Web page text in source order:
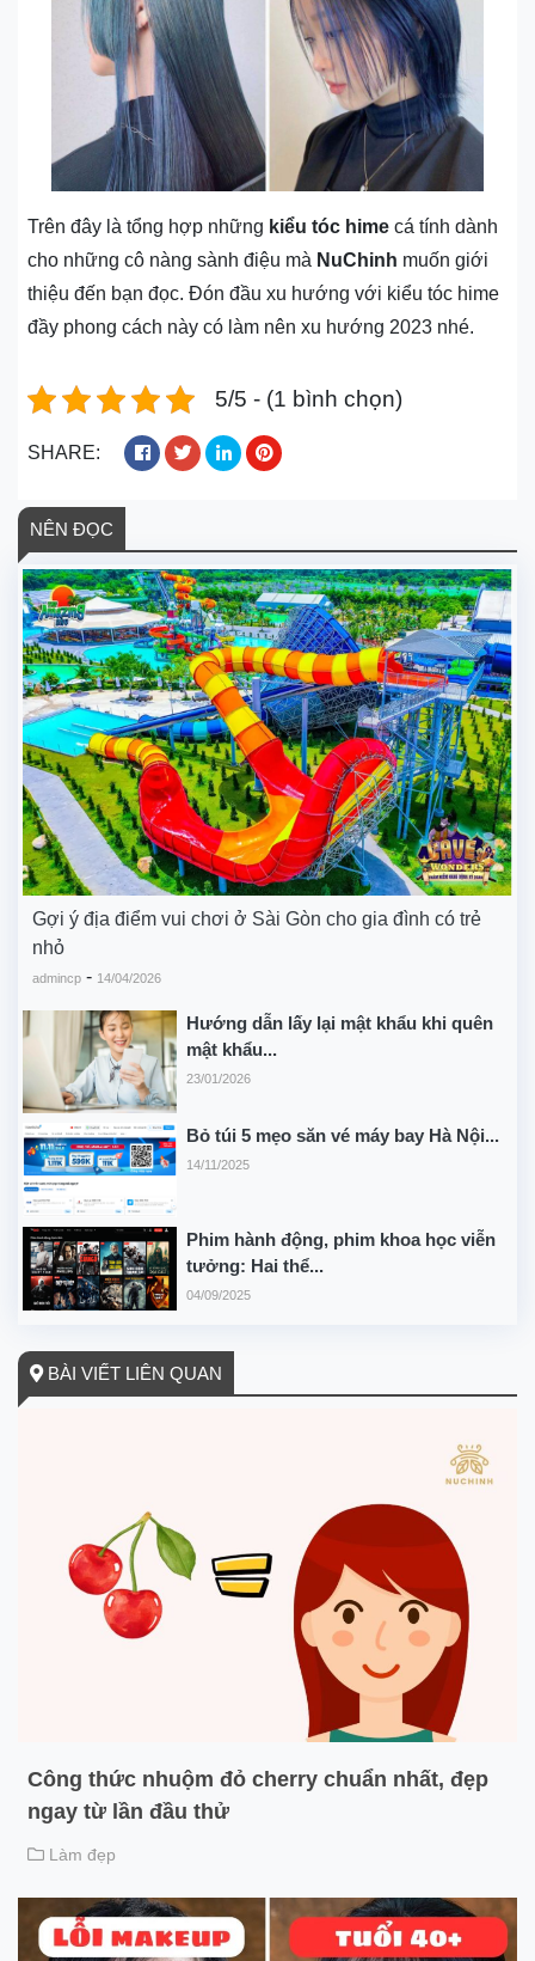
Trên đây là tổng hợp những kiểu tóc hime cá tính dành
cho những cô nàng sành điệu mà NuChinh muốn giới
thiệu đến bạn đọc. Đón đầu xu hướng với kiểu tóc hime
đầy phong cách này có làm nên xu hướng 2023 nhé.
5/5 - (1 bình chọn)
SHARE:
NÊN ĐỌC
Gợi ý địa điểm vui chơi ở Sài Gòn cho gia đình có trẻ
nhỏ
admincp - 14/04/2026
Hướng dẫn lấy lại mật khẩu khi quên
mật khẩu...
23/01/2026
Bỏ túi 5 mẹo săn vé máy bay Hà Nội...
14/11/2025
Phim hành động, phim khoa học viễn
tưởng: Hai thể...
04/09/2025
BÀI VIẾT LIÊN QUAN
Công thức nhuộm đỏ cherry chuẩn nhất, đẹp
ngay từ lần đầu thử
Làm đẹp